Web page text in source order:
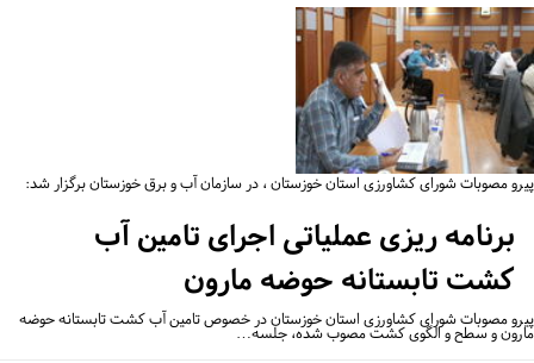
مصوبات شورای کشاورزی استان خوزستان ، در سازمان آب و برق خوزستان برگزار شد:
برنامه ریزی عملیاتی اجرای تامین آب
کشت تابستانه حوضه مارون
مصوبات شورای کشاورزی استان خوزستان در خصوص تامین آب کشت تابستانه حوضه
و سطح و الگوی کشت مصوب شده، جلسه…